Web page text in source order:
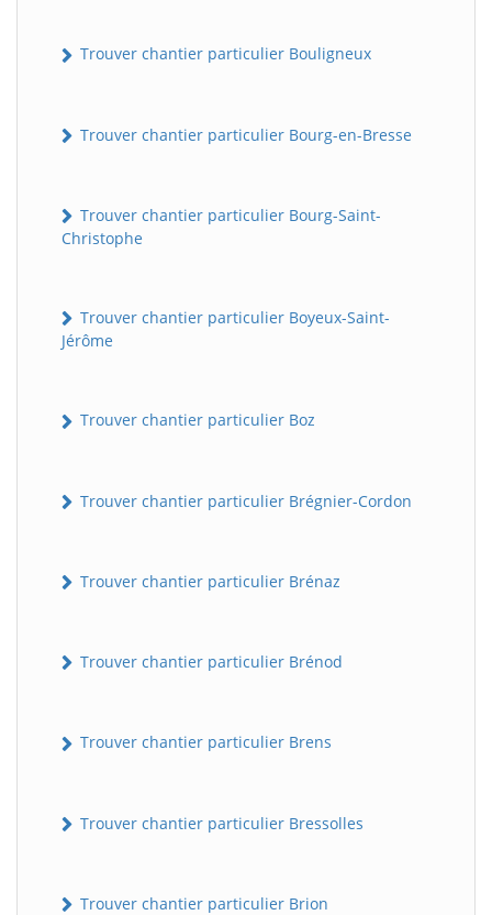
Trouver chantier particulier Bouligneux
Trouver chantier particulier Bourg-en-Bresse
Trouver chantier particulier Bourg-Saint-
Christophe
Trouver chantier particulier Boyeux-Saint-
Jérôme
Trouver chantier particulier Boz
Trouver chantier particulier Brégnier-Cordon
Trouver chantier particulier Brénaz
Trouver chantier particulier Brénod
Trouver chantier particulier Brens
Trouver chantier particulier Bressolles
Trouver chantier particulier Brion